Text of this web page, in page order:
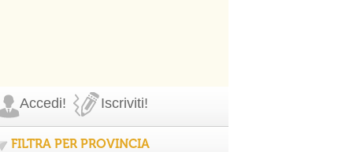
Accedi! Iscriviti!
FILTRA PER PROVINCIA